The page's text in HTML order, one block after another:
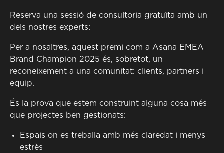
Reserva una sessió de consultoria gratuïta amb un
dels nostres experts:
Per a nosaltres, aquest premi com a Asana EMEA
Brand Champion 2025 és, sobretot, un
reconeixement a una comunitat: clients, partners i
equip.
És la prova que estem construint alguna cosa més
que projectes ben gestionats:
Espais on es treballa amb més claredat i menys
estrès